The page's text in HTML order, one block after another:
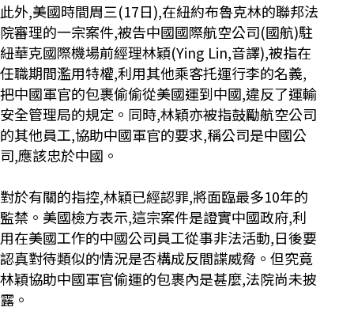
此外,美國時間周三(17日),在紐約布魯克林的聯邦法
院審理的一宗案件,被告中國國際航空公司(國航)駐
紐華克國際機場前經理林穎(Ying Lin,音譯),被指在
任職期間濫用特權,利用其他乘客托運行李的名義,
把中國軍官的包裹偷偷從美國運到中國,違反了運輸
安全管理局的規定。同時,林穎亦被指鼓勵航空公司
的其他員工,協助中國軍官的要求,稱公司是中國公
司,應該忠於中國。
對於有關的指控,林穎已經認罪,將面臨最多10年的
監禁。美國檢方表示,這宗案件是證實中國政府,利
用在美國工作的中國公司員工從事非法活動,日後要
認真對待類似的情況是否構成反間諜威脅。但究竟
林穎協助中國軍官偷運的包裹內是甚麼,法院尚未披
露。